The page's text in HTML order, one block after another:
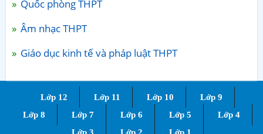
Quốc phòng THPT
Âm nhạc THPT
Giáo dục kinh tế và pháp luật THPT
Lớp 12 Lớp 11 Lớp 10
Lớp 9
Lớp 8
Lớp 7 Lớp 6 Lớp 5
Lớp 4